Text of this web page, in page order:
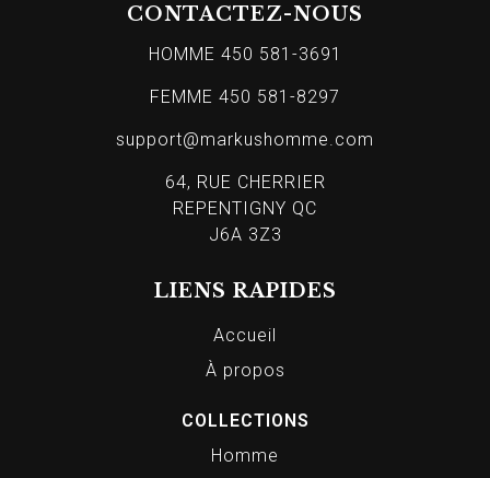
CONTACTEZ-NOUS
HOMME 450 581-3691
FEMME 450 581-8297
support@markushomme.com
64, RUE CHERRIER
REPENTIGNY QC
J6A 3Z3
LIENS RAPIDES
Accueil
À propos
COLLECTIONS
Homme